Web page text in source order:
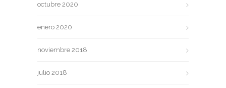
octubre 2020
enero 2020
noviembre 2018
julio 2018